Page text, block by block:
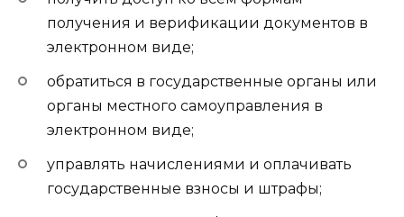
получения и верификации документов в
электронном виде;
обратиться в государственные органы или
органы местного самоуправления в
электронном виде;
управлять начислениями и оплачивать
государственные взносы и штрафы;